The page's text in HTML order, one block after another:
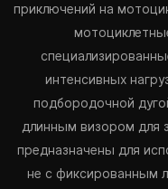
приключений на
интенсивных
подбородочной
длинным визором для
предназначены для
не с фиксированным